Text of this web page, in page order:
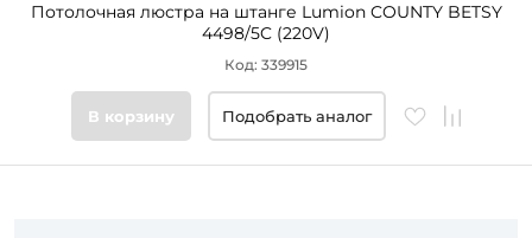
Потолочная люстра на штанге Lumion COUNTY BETSY
4498/5C (220V)
Код: 339915
В корзину Подобрать аналог